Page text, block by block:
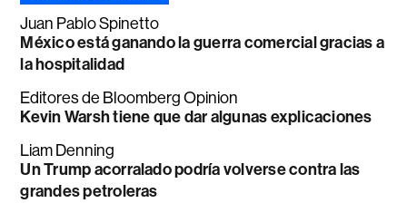
Juan Pablo Spinetto
México está ganando la guerra comercial gracias a
la hospitalidad
Editores de Bloomberg Opinion
Kevin Warsh tiene que dar algunas explicaciones
Liam Denning
Un Trump acorralado podría volverse contra las
grandes petroleras